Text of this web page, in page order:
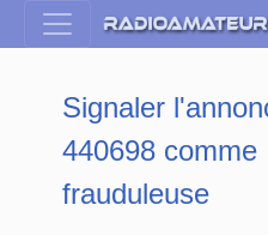
Signaler
440698 comme
frauduleuse